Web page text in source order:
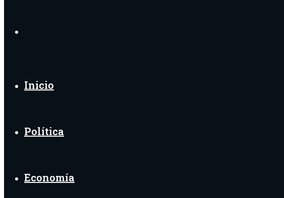
Inicio
Política
Economía